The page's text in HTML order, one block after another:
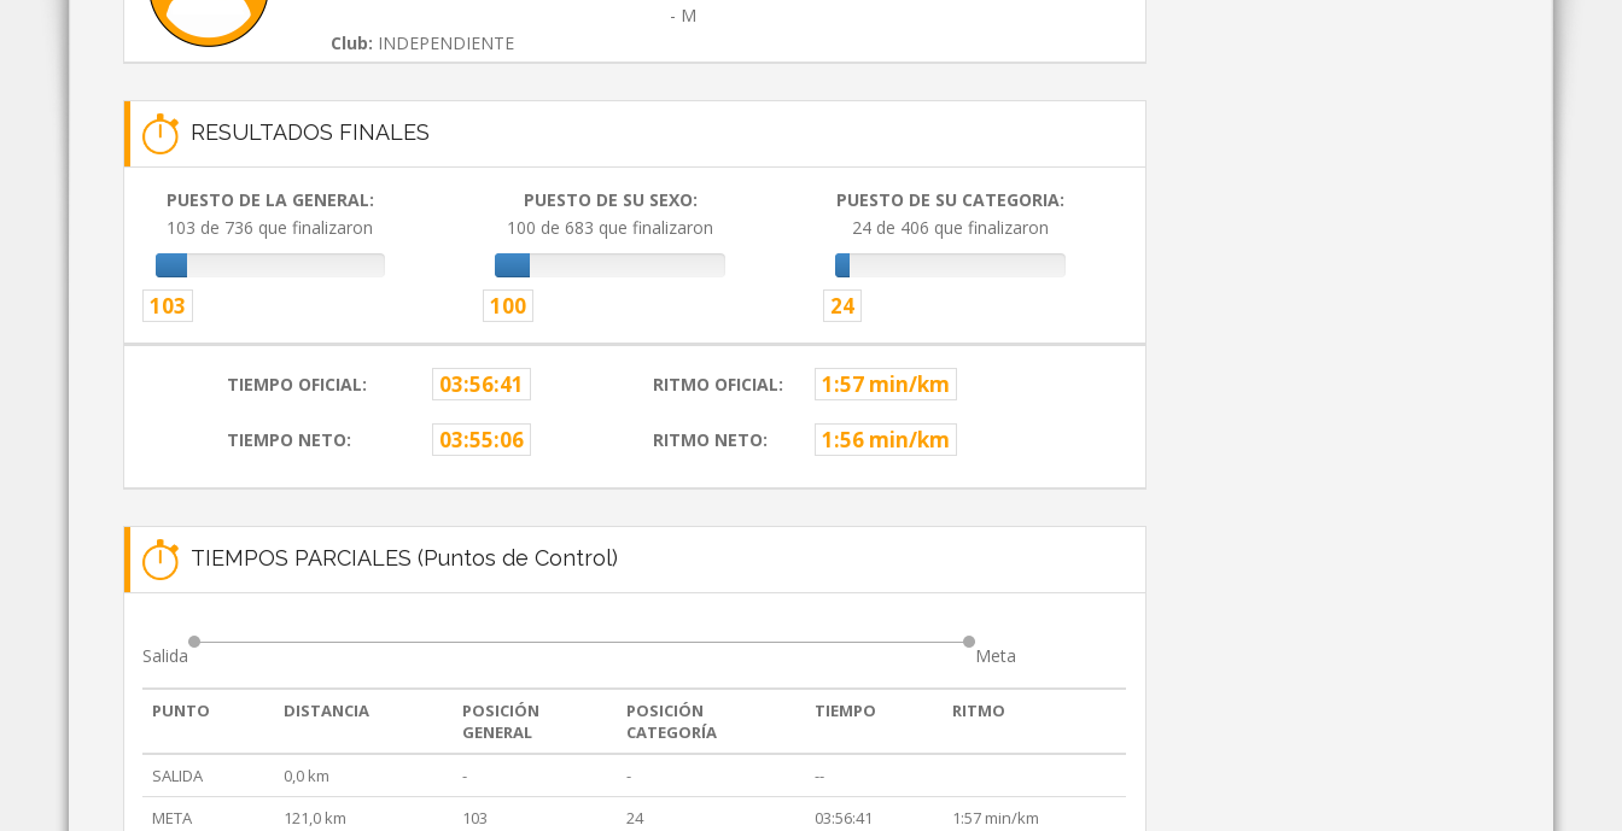
- M
Club: INDEPENDIENTE
RESULTADOS FINALES
PUESTO DE LA GENERAL:
103 de 736 que finalizaron
103
PUESTO DE SU SEXO:
100 de 683 que finalizaron
100
PUESTO DE SU CATEGORIA:
24 de 406 que finalizaron
24
TIEMPO OFICIAL: 03:56:41 RITMO OFICIAL: 1:57 min/km
TIEMPO NETO: 03:55:06 RITMO NETO: 1:56 min/km
TIEMPOS PARCIALES (Puntos de Control)
Salida Meta
PUNTO DISTANCIA
POSICIÓN
GENERAL
POSICIÓN
CATEGORÍA
TIEMPO RITMO
SALIDA 0,0 km - -
--
META
121,0 km 103 24 03:56:41 1:57 min/km